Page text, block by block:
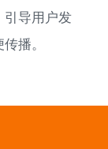
引导用户发
播。